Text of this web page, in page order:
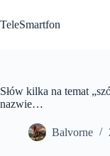
do
treści
TeleSmartfon
Słów kilka na temat
nazwie…
Balvorne